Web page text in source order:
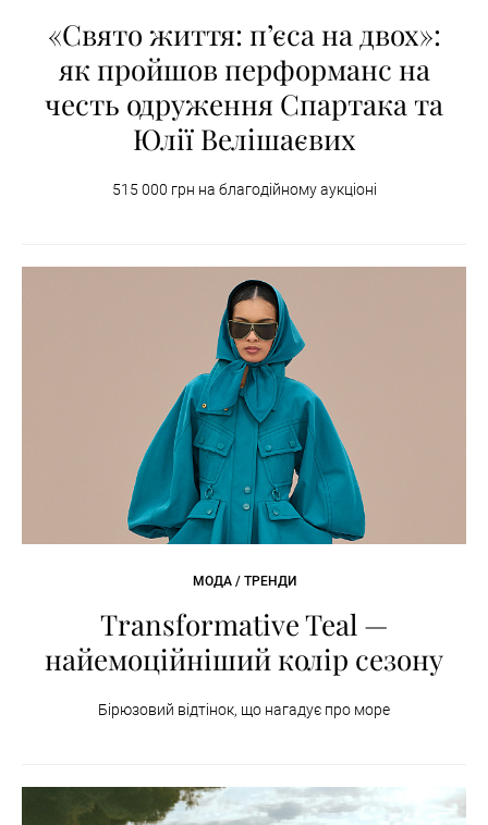
«Свято життя: п’єса на двох»:
як пройшов перформанс на
честь одруження Спартака та
Юлії Велішаєвих
515 000 грн на благодійному аукціоні
МОДА / ТРЕНДИ
Transformative Teal —
найемоційніший колір сезону
Бірюзовий відтінок, що нагадує про море